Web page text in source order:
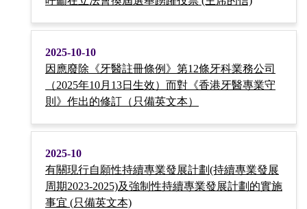
2025-10-10
因應廢除《牙醫註冊條例》第12條牙科業務公司
（2025年10月13日生效）而對《香港牙醫專業守
則》作出的修訂（只備英文本）
2025-10
有關現行自願性持續專業發展計劃(持續專業發展
周期2023-2025)及強制性持續專業發展計劃的實施
事宜 (只備英文本)